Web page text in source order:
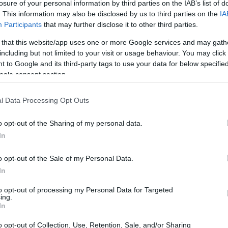
of your personal information by third parties on the IAB’s list of
This information may also be disclosed by us to third parties on the
Participants that may further disclose it to other third parties.
that this website/app uses one or more Google services and may
but not limited to your visit or usage behaviour. You may
to Google and its third-party tags to use your data for below
consent section.
Data Processing Opt Outs
opt-out of the Sharing of my personal data.
opt-out of the Sale of my Personal Data.
opt-out of processing my Personal Data for Targeted
opt-out of Collection, Use, Retention, Sale, and/or Sharing
domenica contro il Betis allo stadio
alla possibilità di competere per
della squadra andalusa nella
trovano a 13 punti dal capolista, il
sempre in casa, nella gara di andata
La distanza sembra insormontabile,
al termine del campionato. Inoltre, il Real
ha un vantaggio di 12 punti sulla
cinque match di LaLiga, l’Atlético ha
ha collezionato quattro successi e
complicare ulteriormente la situazione, il
La convincente vittoria della
lunedì contro l’Espanyol (4-0), ha